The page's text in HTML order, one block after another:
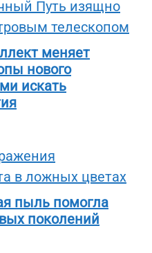
меняет
нового
искать
пыль помогла
поколений